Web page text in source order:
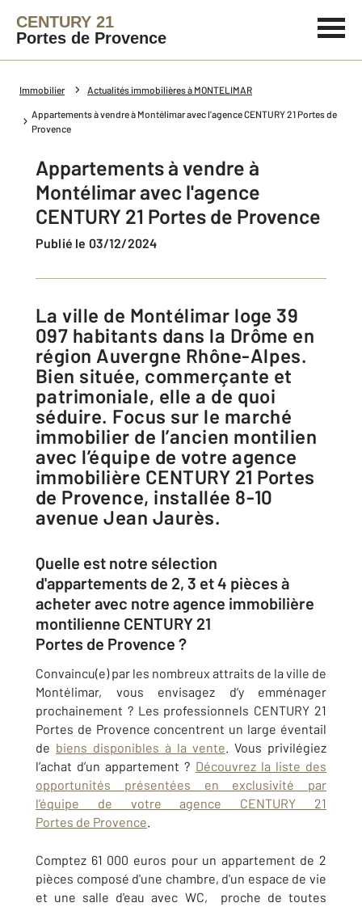
CENTURY 21
Portes de Provence
Immobilier Actualités immobilières à MONTELIMAR
Appartements à vendre à Montélimar avec l'agence CENTURY 21 Portes de
Provence
Appartements à vendre à
Montélimar avec l'agence
CENTURY 21 Portes de Provence
Publié le 03/12/2024
La ville de Montélimar loge 39
097 habitants dans la Drôme en
région Auvergne Rhône-Alpes.
Bien située, commerçante et
patrimoniale, elle a de quoi
séduire. Focus sur le marché
immobilier de l’ancien montilien
avec l’équipe de votre agence
immobilière CENTURY 21 Portes
de Provence, installée 8-10
avenue Jean Jaurès.
Quelle est notre sélection
d'appartements de 2, 3 et 4 pièces à
acheter avec notre agence immobilière
montilienne CENTURY 21
Portes de Provence ?
Convaincu(e) par les nombreux attraits de la ville de
Montélimar, vous envisagez d’y emménager
prochainement ? Les professionnels CENTURY 21
Portes de Provence concentrent un large éventail
de biens disponibles à la vente. Vous privilégiez
l’achat d’un appartement ? Découvrez la liste des
opportunités présentées en exclusivité par
l’équipe de votre agence CENTURY 21
Portes de Provence.
Comptez 61 000 euros pour un appartement de 2
pièces composé d'une chambre, d'un espace de vie
et une salle d'eau avec WC, proche de toutes